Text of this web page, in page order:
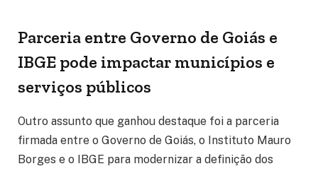
Parceria entre Governo de Goiás e
IBGE pode impactar municípios e
serviços públicos
Outro assunto que ganhou destaque foi a parceria
firmada entre o Governo de Goiás, o Instituto Mauro
Borges e o IBGE para modernizar a definição dos